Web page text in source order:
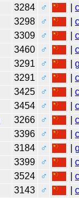
3284 ♂ |
3298 ♂ |
3309 ♂ |
3460 ♂ |
3291 ♂ |
3291 ♂ |
3425 ♂ |
3454 ♂ |
3266 ♂ |
3396 ♂ |
3184 ♂ |
3399 ♂ |
3524 ♂ |
3143 ♂ |